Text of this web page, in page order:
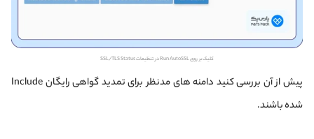
کلیک بر روی Run AutoSSL در تنظیمات SSL/TLS Status
پیش از آن بررسی کنید دامنه های مدنظر برای تمدید گواهی رایگان Include
شده باشند.